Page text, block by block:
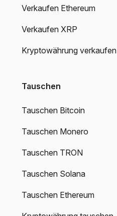
Verkaufen Ethereum
Verkaufen XRP
Kryptowährung verkaufen
Tauschen
Tauschen Bitcoin
Tauschen Monero
Tauschen TRON
Tauschen Solana
Tauschen Ethereum